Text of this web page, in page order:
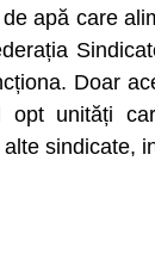
apă care
Doar
opt unități
sindicate,